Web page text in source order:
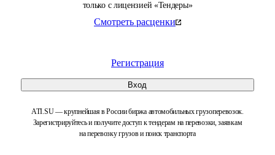
только с лицензией «Тендеры»
Смотреть расценки
Регистрация
Вход
ATI.SU — крупнейшая в России биржа автомобильных грузоперевозок.
Зарегистрируйтесь и получите доступ к тендерам на перевозки, заявкам
на перевозку грузов и поиск транспорта